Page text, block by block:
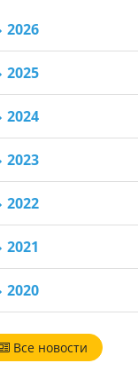
2026
2025
2024
2023
2022
2021
2020
Все новости